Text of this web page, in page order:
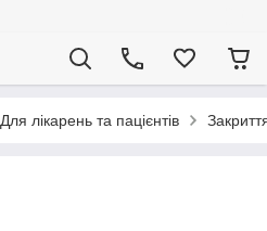
Для лікарень та пацієнтів